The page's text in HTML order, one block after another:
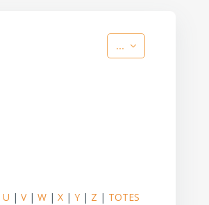
... Exporta les
U | V| W | X | Y | Z | TOTES